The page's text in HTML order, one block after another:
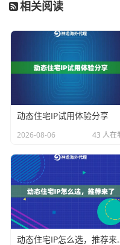
快的抓取任务，却使用
解决方案：
仔细分析你
业务（如账号、长期监
动态长效ISP住宅代理
波动。对于“短平快”的
期，让IP更换成为规避
原因二：本地网
突”
很多人认为，只要代理
关紧要。这是一个误区
带、公司网络）质量，
相关阅读
动态住宅IP试用体验分享
2026-08-06 43 人在
动态住